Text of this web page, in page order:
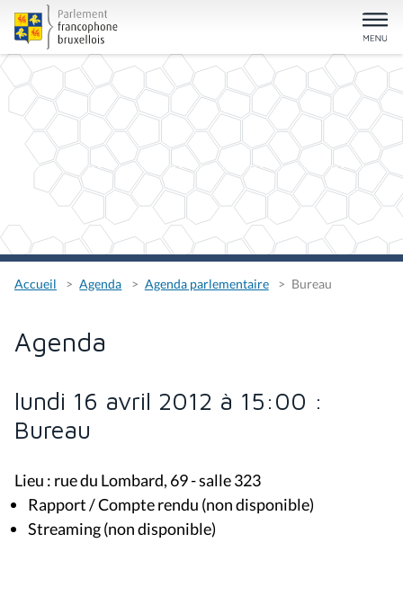
Accueil Agenda Agenda parlementaire Bureau
Agenda
lundi 16 avril 2012 à 15:00 :
Bureau
Lieu : rue du Lombard, 69 - salle 323
Rapport / Compte rendu (non disponible)
Streaming (non disponible)